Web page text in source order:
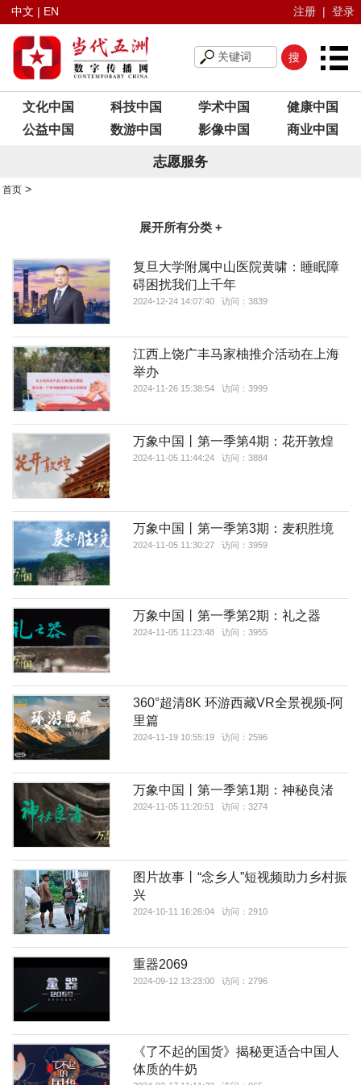
中文 | EN 注册 | 登录
文化中国 科技中国 学术中国
健康中国
公益中国
数游中国 影像中国 商业中国
志愿服务
首页 >
展开所有分类 +
复旦大学附属中山医院黄啸：睡眠障
碍困扰我们上千年
2024-12-24 14:07:40 访问：3839
江西上饶广丰马家柚推介活动在上海
举办
2024-11-26 15:38:54 访问：3999
万象中国丨第一季第4期：花开敦煌
2024-11-05 11:44:24 访问：3884
万象中国丨第一季第3期：麦积胜境
2024-11-05 11:30:27 访问：3959
万象中国丨第一季第2期：礼之器
2024-11-05 11:23:48 访问：3955
360°超清8K 环游西藏VR全景视频-阿
里篇
2024-11-19 10:55:19 访问：2596
万象中国丨第一季第1期：神秘良渚
2024-11-05 11:20:51 访问：3274
图片故事丨“念乡人”短视频助力乡村振
兴
2024-10-11 16:26:04 访问：2910
重器2069
2024-09-12 13:23:00 访问：2796
《了不起的国货》揭秘更适合中国人
体质的牛奶